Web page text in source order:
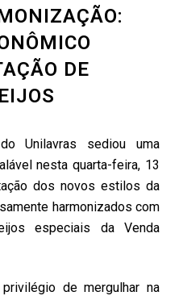
DE
Unilavras sediou uma
nesta quarta-feira, 13
dos novos estilos da
harmonizados com
especiais da Venda
de mergulhar na